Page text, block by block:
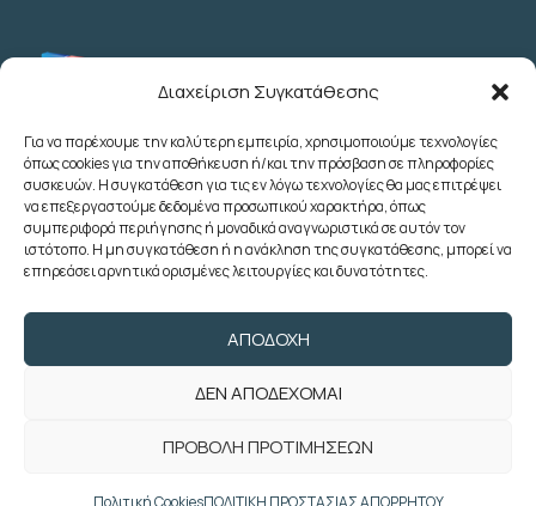
Διαχείριση Συγκατάθεσης
Για να παρέχουμε την καλύτερη εμπειρία, χρησιμοποιούμε τεχνολογίες
όπως cookies για την αποθήκευση ή/και την πρόσβαση σε πληροφορίες
συσκευών. Η συγκατάθεση για τις εν λόγω τεχνολογίες θα μας επιτρέψει
να επεξεργαστούμε δεδομένα προσωπικού χαρακτήρα, όπως
συμπεριφορά περιήγησης ή μοναδικά αναγνωριστικά σε αυτόν τον
ιστότοπο. Η μη συγκατάθεση ή η ανάκληση της συγκατάθεσης, μπορεί να
επηρεάσει αρνητικά ορισμένες λειτουργίες και δυνατότητες.
ΑΠΟΔΟΧΉ
ΔΕΝ ΑΠΟΔΈΧΟΜΑΙ
ΠΡΟΒΟΛΉ ΠΡΟΤΙΜΉΣΕΩΝ
Πολιτική CookiesΠΟΛΙΤΙΚΗ ΠΡΟΣΤΑΣΙΑΣ ΑΠΟΡΡΗΤΟΥ
Λεωχάρους 2 - 6ος Όροφος - Αθήνα
(+30) 210 3622707
(+30) 2103633260
(+30) 2103622783
foroepi@poedoy.gr
επιφύλαξη παντός δικαιώματος. Developed
weblive.gr